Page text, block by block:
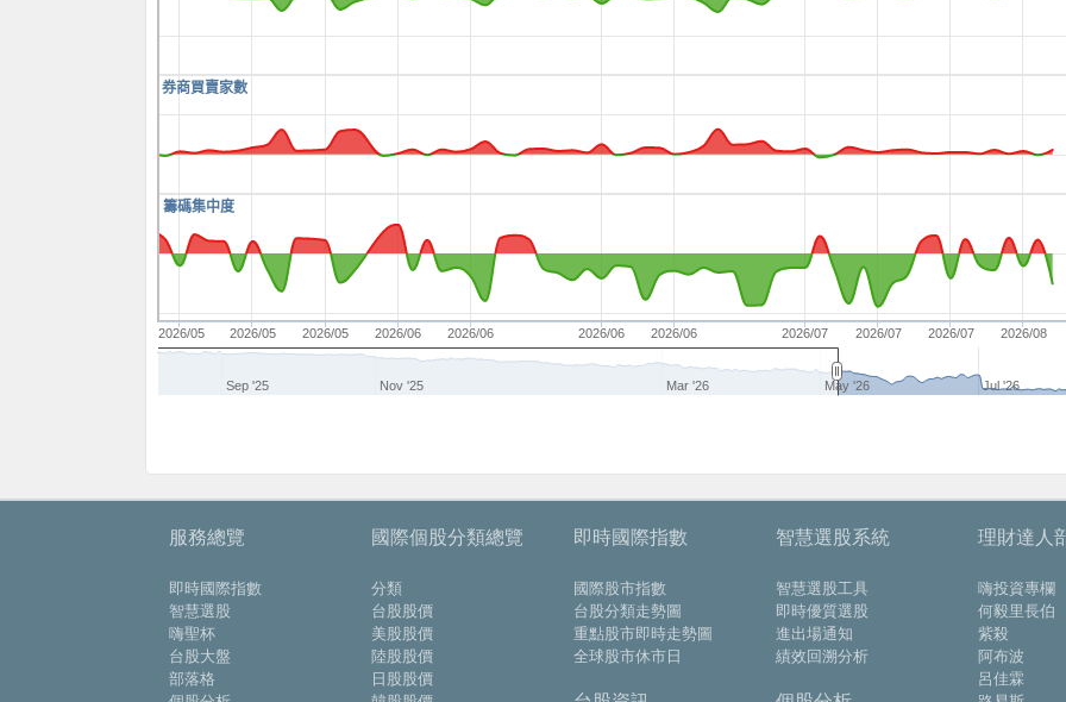
券商買賣家數
籌碼集中度
2026/05 2026/05 2026/05 2026/06 2026/06 2026/06 2026/06 2026/07 2026/07 2026/07 2026/08
Sep '25 Nov '25 Mar '26 May '26 Jul '26
服務總覽
即時國際指數
智慧選股
嗨聖杯
台股大盤
部落格
國際個股分類總覽
分類
台股股價
美股股價
陸股股價
日股股價
即時國際指數
國際股市指數
台股分類走勢圖
重點股市即時走勢圖
全球股市休市日
智慧選股系統
智慧選股工具
即時優質選股
進出場通知
績效回溯分析
理財達人
嗨投資專欄
何毅里長伯
紫殺
阿布波
呂佳霖